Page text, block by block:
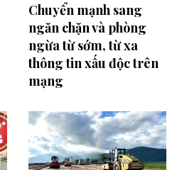
Chuyển mạnh sang
ngăn chặn và phòng
ngừa từ sớm, từ xa
thông tin xấu độc trên
mạng